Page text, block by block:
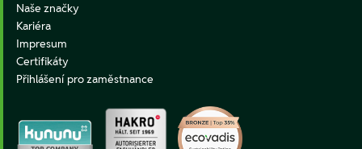
Naše značky
Kariéra
Impresum
Certifikáty
Přihlášení pro zaměstnance